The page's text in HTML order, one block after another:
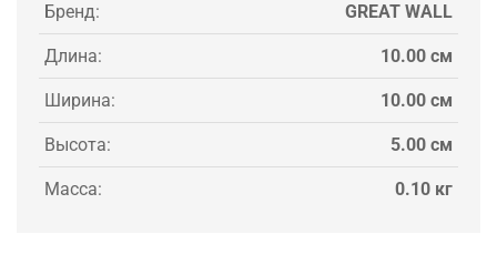
Бренд: GREAT WALL
Длина: 10.00 см
Ширина: 10.00 см
Высота: 5.00 см
Масса: 0.10 кг